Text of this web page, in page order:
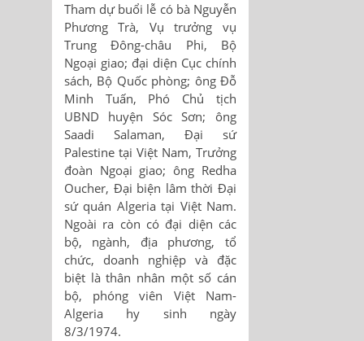
Tham dự buổi lễ có bà Nguyễn
Phương Trà, Vụ trưởng vụ
Trung Đông-châu Phi, Bộ
Ngoại giao; đại diện Cục chính
sách, Bộ Quốc phòng; ông Đỗ
Minh Tuấn, Phó Chủ tịch
UBND huyện Sóc Sơn; ông
Saadi Salaman, Đại sứ
Palestine tại Việt Nam, Trưởng
đoàn Ngoại giao; ông Redha
Oucher, Đại biện lâm thời Đại
sứ quán Algeria tại Việt Nam.
Ngoài ra còn có đại diện các
bộ, ngành, địa phương, tổ
chức, doanh nghiệp và đặc
biệt là thân nhân một số cán
bộ, phóng viên Việt Nam-
Algeria hy sinh ngày
8/3/1974.